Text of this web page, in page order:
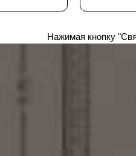
Нажимая кнопку